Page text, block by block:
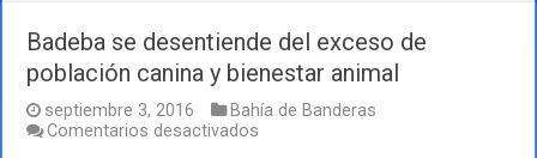
Badeba se desentiende del exceso de
población canina y bienestar animal
septiembre 3, 2016
Bahía de Banderas
Comentarios desactivados